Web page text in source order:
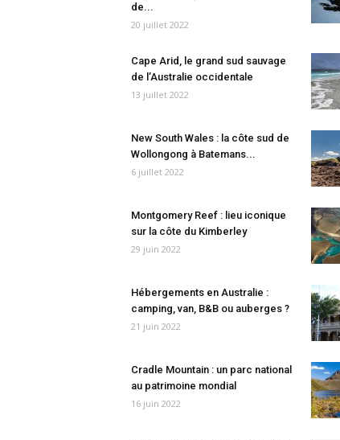
de...
20 juillet 2022
Cape Arid, le grand sud sauvage
de l’Australie occidentale
13 juillet 2022
New South Wales : la côte sud de
Wollongong à Batemans...
6 juillet 2022
Montgomery Reef : lieu iconique
sur la côte du Kimberley
29 juin 2022
Hébergements en Australie :
camping, van, B&B ou auberges ?
21 juin 2022
Cradle Mountain : un parc national
au patrimoine mondial
16 juin 2022